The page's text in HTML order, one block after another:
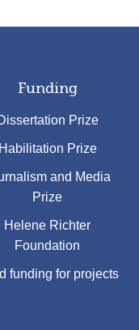
Funding
Prize
Habilitation Prize
and Media
Prize
Helene Richter
Foundation
funding for projects